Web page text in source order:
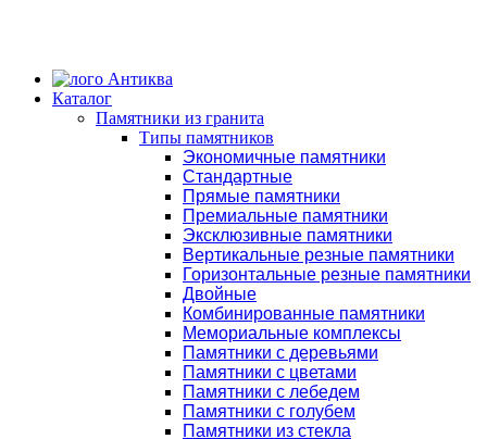
Каталог
Памятники из гранита
Типы памятников
Экономичные памятники
Стандартные
Прямые памятники
Премиальные памятники
Эксклюзивные памятники
Вертикальные резные памятники
Горизонтальные резные памятники
Двойные
Комбинированные памятники
Мемориальные комплексы
Памятники с деревьями
Памятники с цветами
Памятники с лебедем
Памятники с голубем
Памятники из стекла